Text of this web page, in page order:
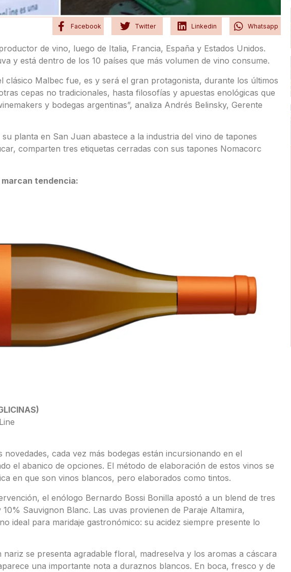
Facebook Twitter Linkedin Whatsapp
de vino, luego de Italia, Francia, España y Estados Unidos.
y está dentro de los 10 países que más volumen de vino consume.
clásico Malbec fue, es y será el gran protagonista, durante los últimos
cepas no tradicionales, hasta filosofías y apuestas enológicas que
y bodegas argentinas”, analiza Andrés Belinsky, Gerente
planta en San Juan abastece a la industria del vino de tapones
comparten tres etiquetas cerradas con sus tapones Nomacorc
tendencia:
cada vez más bodegas están incursionando en el
el abanico de opciones. El método de elaboración de estos vinos se
en que son vinos blancos, pero elaborados como tintos.
el enólogo Bernardo Bossi Bonilla apostó a un blend de tres
Sauvignon Blanc. Las uvas provienen de Paraje Altamira,
ideal para maridaje gastronómico: su acidez siempre presente lo
se presenta agradable floral, madreselva y los aromas a cáscara
una importante nota a duraznos blancos. En boca, fresco y de